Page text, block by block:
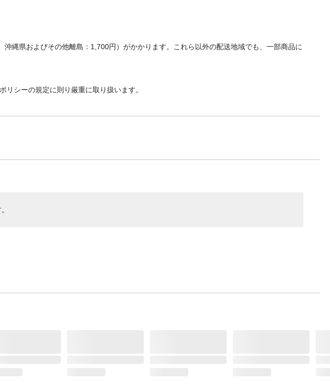
縄県およびその他離島：1,700円）がかかります。これら以外の配送地域でも、一部商品に
シーの規定に則り厳重に取り扱います。